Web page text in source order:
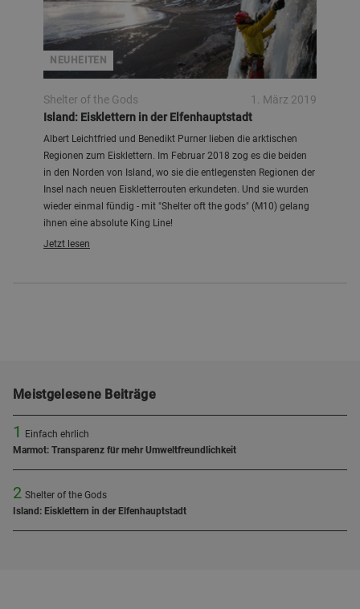
NEUHEITEN
Shelter of the Gods
1. März 2019
Island: Eisklettern in der Elfenhauptstadt
Albert Leichtfried und Benedikt Purner lieben die arktischen
Regionen zum Eisklettern. Im Februar 2018 zog es die beiden
in den Norden von Island, wo sie die entlegensten Regionen der
Insel nach neuen Eiskletterrouten erkundeten. Und sie wurden
wieder einmal fündig - mit "Shelter oft the gods" (M10) gelang
ihnen eine absolute King Line!
Jetzt lesen
Meistgelesene Beiträge
1
Einfach ehrlich
Marmot: Transparenz für mehr Umweltfreundlichkeit
2 Shelter of the Gods
Island: Eisklettern in der Elfenhauptstadt